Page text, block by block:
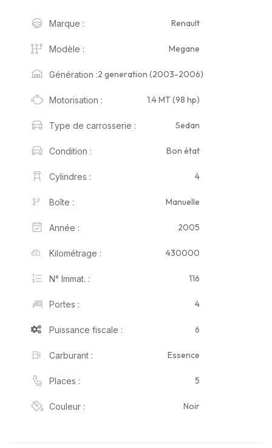
Marque : Renault
Modèle : Megane
Génération :2 generation (2003-2006)
Motorisation : 1.4 MT (98 hp)
Type de carrosserie : Sedan
Condition : Bon état
Cylindres : 4
Boîte : Manuelle
Année : 2005
Kilométrage : 430000
N° Immat. : 116
Portes : 4
Puissance fiscale : 6
Carburant : Essence
Places : 5
Couleur : Noir